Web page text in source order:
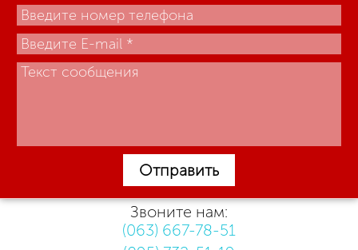
Отправить
Звоните нам:
(063) 667-78-51